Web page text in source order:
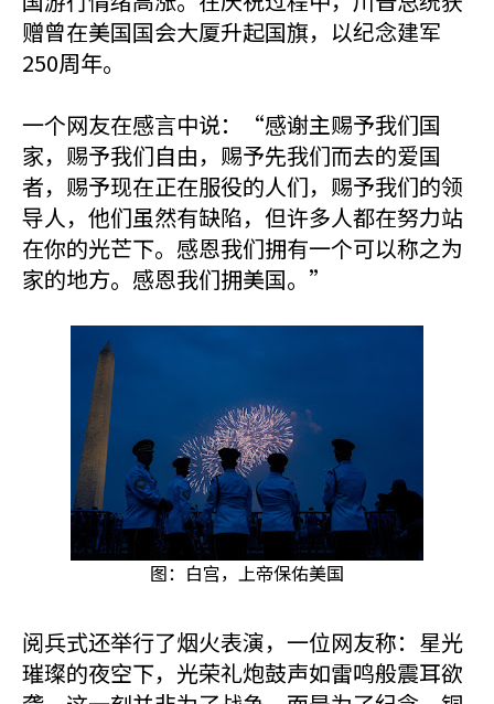
赠曾在美国国会大厦升起国旗，以纪念建军
250周年。
一个网友在感言中说：“感谢主赐予我们国
家，赐予我们自由，赐予先我们而去的爱国
者，赐予现在正在服役的人们，赐予我们的领
导人，他们虽然有缺陷，但许多人都在努力站
在你的光芒下。感恩我们拥有一个可以称之为
家的地方。感恩我们拥美国。”
图：白宫，上帝保佑美国
阅兵式还举行了烟火表演，一位网友称：星光
璀璨的夜空下，光荣礼炮鼓声如雷鸣般震耳欲